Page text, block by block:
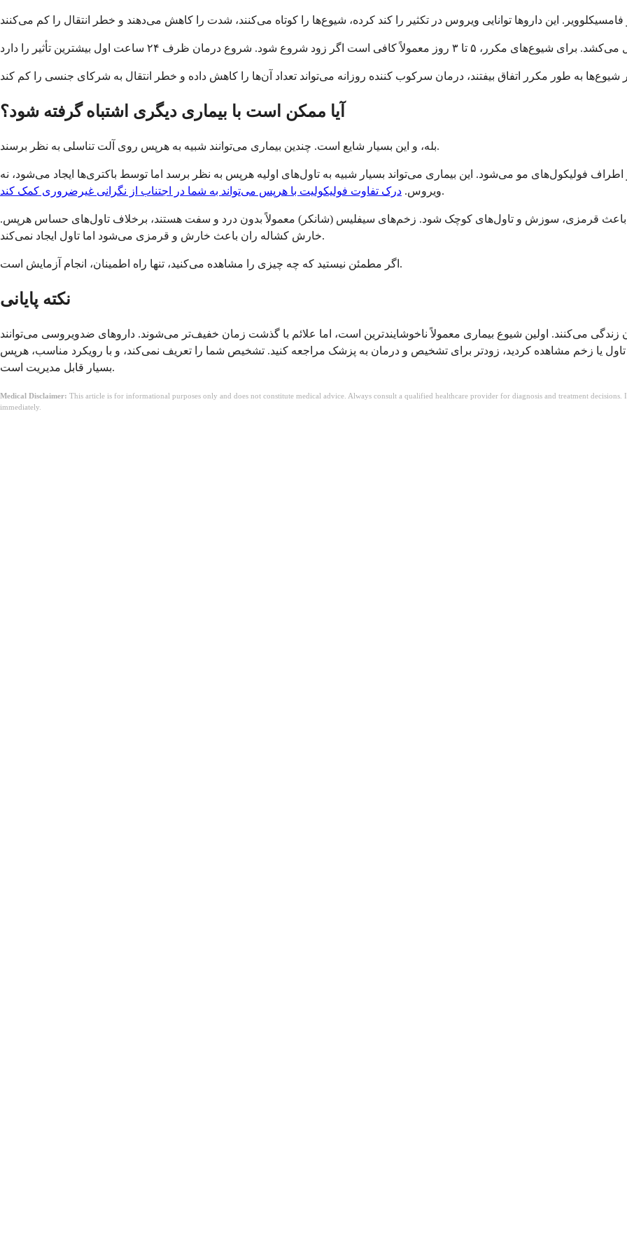
آیا ممکن است با بیماری دیگری اشتباه گرفته شود؟
بله، و این بسیار شایع است. چندین بیماری می‌توانند شبیه به هرپس روی آلت تناسلی به نظر برسند.
فولیکول‌های مو می‌شود. این بیماری می‌تواند بسیار شبیه به تاول‌های اولیه هرپس به نظر برسد اما توسط باکتری‌ها ایجاد می‌شود، نه
ویروس. درک تفاوت فولیکولیت با هرپس می‌تواند به شما در اجتناب از نگرانی غیرضروری کمک کند .
باعث قرمزی، سوزش و تاول‌های کوچک شود. زخم‌های سیفلیس (شانکر) معمولاً بدون درد و سفت هستند، برخلاف تاول‌های حساس هرپس.
خارش کشاله ران باعث خارش و قرمزی می‌شود اما تاول ایجاد نمی‌کند.
اگر مطمئن نیستید که چه چیزی را مشاهده می‌کنید، تنها راه اطمینان، انجام آزمایش است.
نکته پایانی
می‌کنند. اولین شیوع بیماری معمولاً ناخوشایندترین است، اما علائم با گذشت زمان خفیف‌تر می‌شوند. داروهای ضدویروسی می‌توانند
یا زخم مشاهده کردید، زودتر برای تشخیص و درمان به پزشک مراجعه کنید. تشخیص شما را تعریف نمی‌کند، و با رویکرد مناسب، هرپس
بسیار قابل مدیریت است.
Medical Disclaimer: This article is for informational purposes only and does not constitute medical advice. Always consult a qualified healthcare provider for diagnosis and treatment
immediately.